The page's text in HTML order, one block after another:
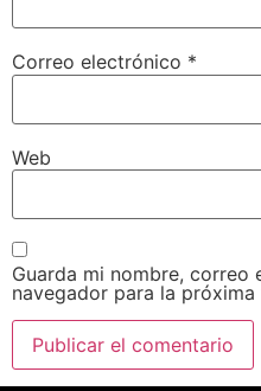
Correo electrónico *
Web
Guarda mi nombre,
navegador para la